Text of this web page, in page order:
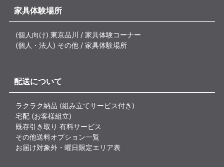
家具体験場所
(個人向け) 東京品川 / 家具体験コーナー
(個人・法人) その他 / 家具体験場所
配送について
ラクラク納品 (組み立てサービス付き)
宅配 (お客様組立)
既存引き取り 有料サービス
その他送料オプション一覧
お届け対象外・曜日限定エリア表